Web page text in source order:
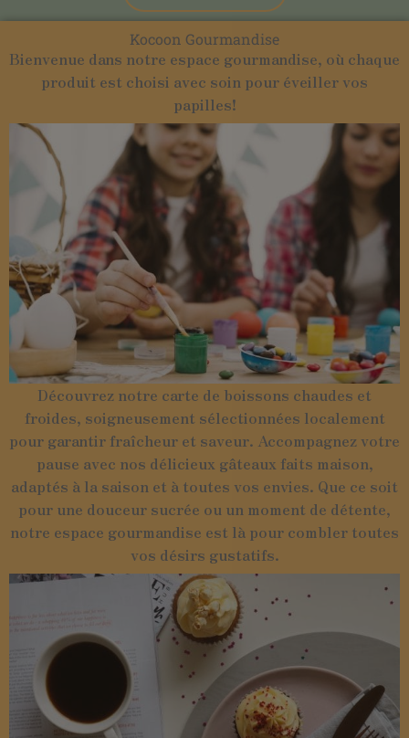
Kocoon Gourmandise
Bienvenue dans notre espace gourmandise, où chaque
produit est choisi avec soin pour éveiller vos
papilles!
Découvrez notre carte de boissons chaudes et
froides, soigneusement sélectionnées localement
pour garantir fraîcheur et saveur. Accompagnez votre
pause avec nos délicieux gâteaux faits maison,
adaptés à la saison et à toutes vos envies. Que ce soit
pour une douceur sucrée ou un moment de détente,
notre espace gourmandise est là pour combler toutes
vos désirs gustatifs.